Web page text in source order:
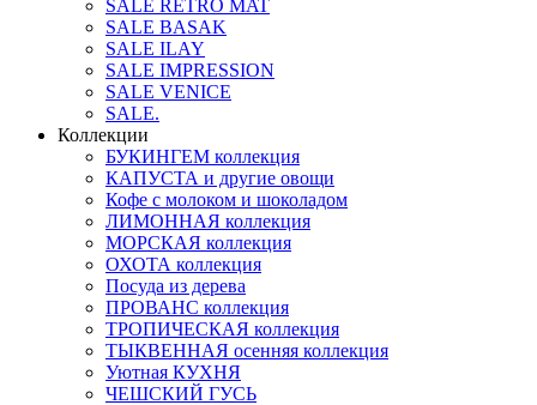
SALE RETRO MAT
SALE BASAK
SALE ILAY
SALE IMPRESSION
SALE VENICE
SALE.
Коллекции
БУКИНГЕМ коллекция
КАПУСТА и другие овощи
Кофе с молоком и шоколадом
ЛИМОННАЯ коллекция
МОРСКАЯ коллекция
ОХОТА коллекция
Посуда из дерева
ПРОВАНС коллекция
ТРОПИЧЕСКАЯ коллекция
ТЫКВЕННАЯ осенняя коллекция
Уютная КУХНЯ
ЧЕШСКИЙ ГУСЬ